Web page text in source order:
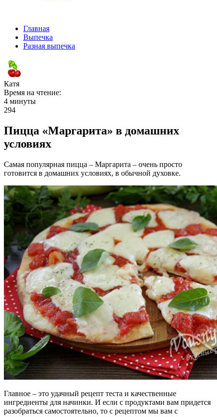
Главная
Выпечка
Разная выпечка
Катя
Время на чтение:
4 минуты
294
Пицца «Маргарита» в домашних
условиях
Самая популярная пицца – Маргарита – очень просто
готовится в домашних условиях, в обычной духовке.
Главное – это удачный рецепт теста и качественные
ингредиенты для начинки. И если с продуктами вам придется
разобраться самостоятельно, то с рецептом мы вам с